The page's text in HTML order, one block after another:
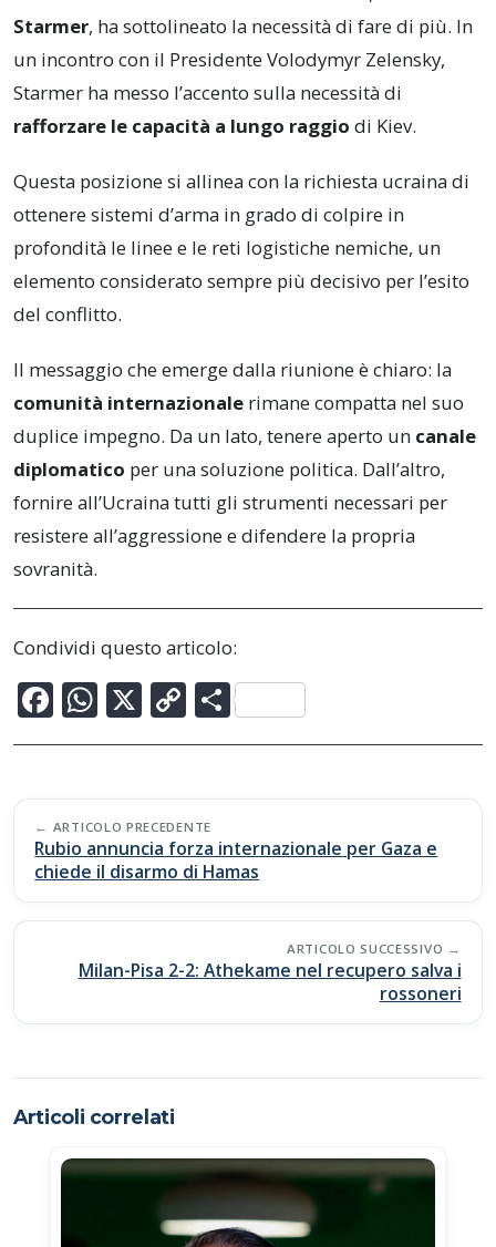
Starmer, ha sottolineato la necessità di fare di più. In
un incontro con il Presidente Volodymyr Zelensky,
Starmer ha messo l’accento sulla necessità di
rafforzare le capacità a lungo raggio di Kiev.
Questa posizione si allinea con la richiesta ucraina di
ottenere sistemi d’arma in grado di colpire in
profondità le linee e le reti logistiche nemiche, un
elemento considerato sempre più decisivo per l’esito
del conflitto.
Il messaggio che emerge dalla riunione è chiaro: la
comunità internazionale rimane compatta nel suo
duplice impegno. Da un lato, tenere aperto un canale
diplomatico per una soluzione politica. Dall’altro,
fornire all’Ucraina tutti gli strumenti necessari per
resistere all’aggressione e difendere la propria
sovranità.
Condividi questo articolo:
F
ac
b
o
o
k
W
h
s
A
p
p
X C
o
y
Li
n
k
C
o
di
vi
di
Post
navigation
ARTICOLO PRECEDENTE
Rubio annuncia forza internazionale per Gaza e
chiede il disarmo di Hamas
ARTICOLO SUCCESSIVO
Milan-Pisa 2-2: Athekame nel recupero salva i
rossoneri
Articoli correlati